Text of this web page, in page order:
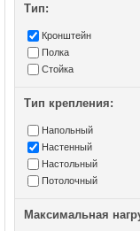
Тип:
Кронштейн
Полка
Стойка
Тип крепления:
Напольный
Настенный
Настольный
Потолочный
Максимальная